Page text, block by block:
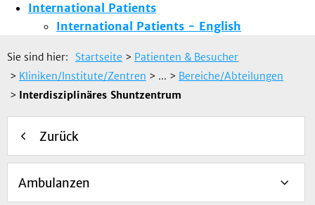
International Patients
International Patients - English
Sie sind hier: Startseite > Patienten & Besucher
> Kliniken/Institute/Zentren > ... > Bereiche/Abteilungen
> Interdisziplinäres Shuntzentrum
Zurück
Ambulanzen